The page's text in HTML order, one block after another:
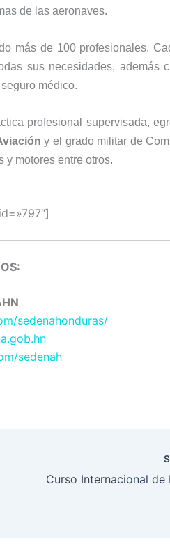
de las aeronaves.
más de 100 profesionales.
sus necesidades, además
médico.
profesional supervisada,
y el grado militar de
y motores entre otros.
sedenahonduras/
sedenah